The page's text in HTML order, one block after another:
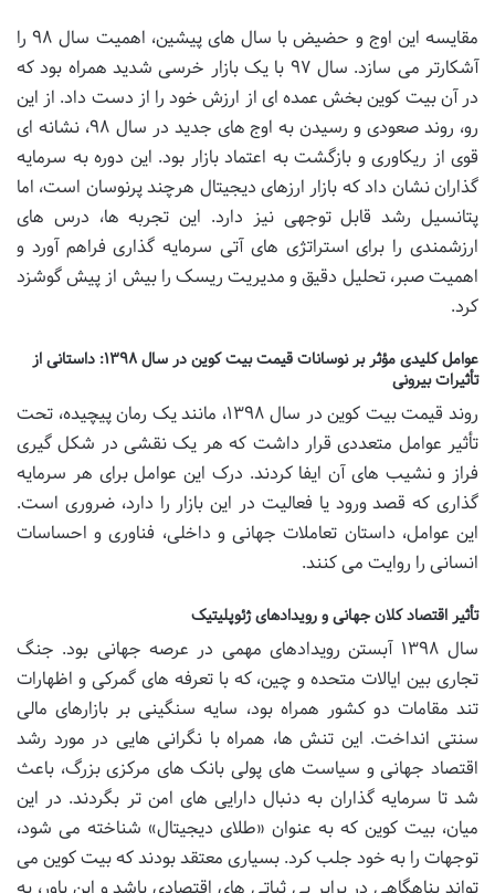
مقایسه این اوج و حضیض با سال های پیشین، اهمیت سال ۹۸ را
آشکارتر می سازد. سال ۹۷ با یک بازار خرسی شدید همراه بود که
در آن بیت کوین بخش عمده ای از ارزش خود را از دست داد. از این
رو، روند صعودی و رسیدن به اوج های جدید در سال ۹۸، نشانه ای
قوی از ریکاوری و بازگشت به اعتماد بازار بود. این دوره به سرمایه
گذاران نشان داد که بازار ارزهای دیجیتال هرچند پرنوسان است، اما
پتانسیل رشد قابل توجهی نیز دارد. این تجربه ها، درس های
ارزشمندی را برای استراتژی های آتی سرمایه گذاری فراهم آورد و
اهمیت صبر، تحلیل دقیق و مدیریت ریسک را بیش از پیش گوشزد
کرد.
عوامل کلیدی مؤثر بر نوسانات قیمت بیت کوین در سال ۱۳۹۸: داستانی از
تأثیرات بیرونی
روند قیمت بیت کوین در سال ۱۳۹۸، مانند یک رمان پیچیده، تحت
تأثیر عوامل متعددی قرار داشت که هر یک نقشی در شکل گیری
فراز و نشیب های آن ایفا کردند. درک این عوامل برای هر سرمایه
گذاری که قصد ورود یا فعالیت در این بازار را دارد، ضروری است.
این عوامل، داستان تعاملات جهانی و داخلی، فناوری و احساسات
انسانی را روایت می کنند.
تأثیر اقتصاد کلان جهانی و رویدادهای ژئوپلیتیک
سال ۱۳۹۸ آبستن رویدادهای مهمی در عرصه جهانی بود. جنگ
تجاری بین ایالات متحده و چین، که با تعرفه های گمرکی و اظهارات
تند مقامات دو کشور همراه بود، سایه سنگینی بر بازارهای مالی
سنتی انداخت. این تنش ها، همراه با نگرانی هایی در مورد رشد
اقتصاد جهانی و سیاست های پولی بانک های مرکزی بزرگ، باعث
شد تا سرمایه گذاران به دنبال دارایی های امن تر بگردند. در این
میان، بیت کوین که به عنوان «طلای دیجیتال» شناخته می شود،
توجهات را به خود جلب کرد. بسیاری معتقد بودند که بیت کوین می